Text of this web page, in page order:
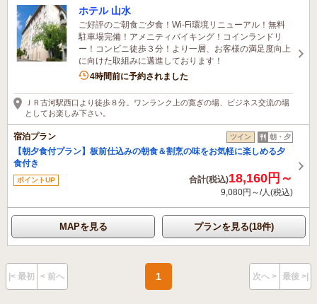
ホテル 山水
ご好評のご朝食ご夕食！Wi-Fi環境リニューアル！無料
駐車場完備！アメニティバイキング！コインランドリ
ー！コンビニ徒歩３分！より一層、お客様の満足度向上
に向けた取組みに邁進しております！
4時間前に予約されました
ＪＲ古河駅西口より徒歩８分。ワンランク上の寛ぎの場、ビジネス交流の場
としてお楽しみ下さい。
宿泊プラン ツイン 朝・夕
【朝夕食付プラン】板前仕込みの朝食＆割烹の味をお気軽に楽しめる夕
食付き
ポイントUP 合計(税込)18,160円～
9,080円～/人(税込)
MAPを見る プランを見る(18件)
|< 最初 < 前へ 1 次へ > 最後 >|